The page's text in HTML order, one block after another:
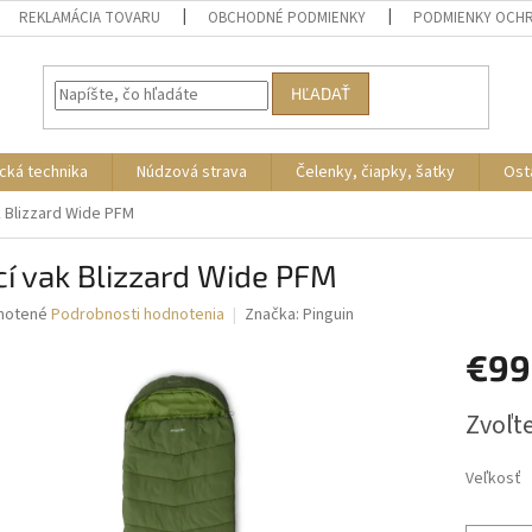
REKLAMÁCIA TOVARU OBCHODNÉ PODMIENKY PODMIENKY
HĽADAŤ
technika Núdzová strava Čelenky, čiapky, šatky
Wide PFM
vak Blizzard Wide PFM
Podrobnosti hodnotenia Značka: Pinguin
cena:
Veľkosť